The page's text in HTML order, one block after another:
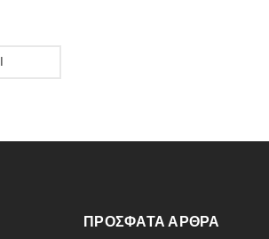
ΠΡΌΣΦΑΤΑ ΆΡΘΡΑ